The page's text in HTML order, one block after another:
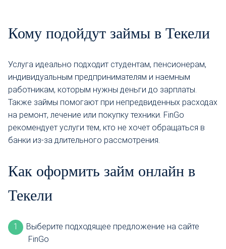
Кому подойдут займы в Текели
Услуга идеально подходит студентам, пенсионерам,
индивидуальным предпринимателям и наемным
работникам, которым нужны деньги до зарплаты.
Также займы помогают при непредвиденных расходах
на ремонт, лечение или покупку техники. FinGo
рекомендует услуги тем, кто не хочет обращаться в
банки из-за длительного рассмотрения.
Как оформить займ онлайн в
Текели
Выберите подходящее предложение на сайте
FinGo